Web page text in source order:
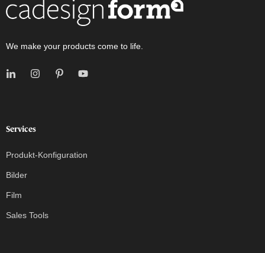
We make your products come to life.
Services
Produkt-Konfiguration
Bilder
Film
Sales Tools